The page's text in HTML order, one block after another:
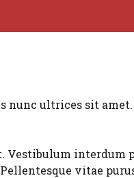
nunc ultrices sit
Vestibulum interdum
vitae